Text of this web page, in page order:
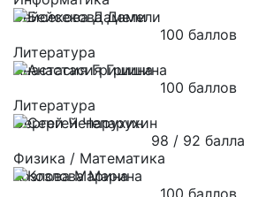
Бейсекова Дамели
100 баллов
Литература
Анастасия Гришина
100 баллов
Литература
Сергей Чепарухин
98 / 92 балла
Физика / Математика
Козлова Марина
100 баллов